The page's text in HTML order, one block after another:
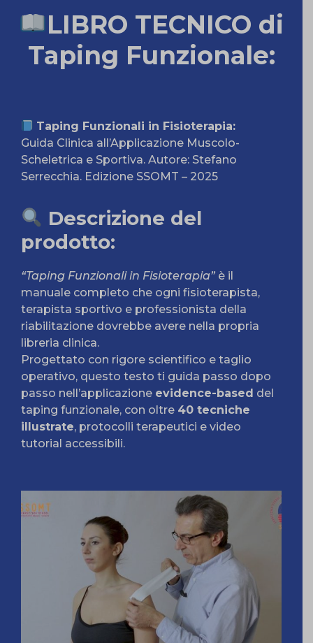
LIBRO TECNICO di
Taping Funzionale:
Taping Funzionali in Fisioterapia:
Guida Clinica all’Applicazione Muscolo-
Scheletrica e Sportiva. Autore: Stefano
Serrecchia. Edizione SSOMT – 2025
Descrizione del
prodotto:
“Taping Funzionali in Fisioterapia” è il
manuale completo che ogni fisioterapista,
terapista sportivo e professionista della
riabilitazione dovrebbe avere nella propria
libreria clinica.
Progettato con rigore scientifico e taglio
operativo, questo testo ti guida passo dopo
passo nell’applicazione evidence-based del
taping funzionale, con oltre 40 tecniche
illustrate, protocolli terapeutici e video
tutorial accessibili.